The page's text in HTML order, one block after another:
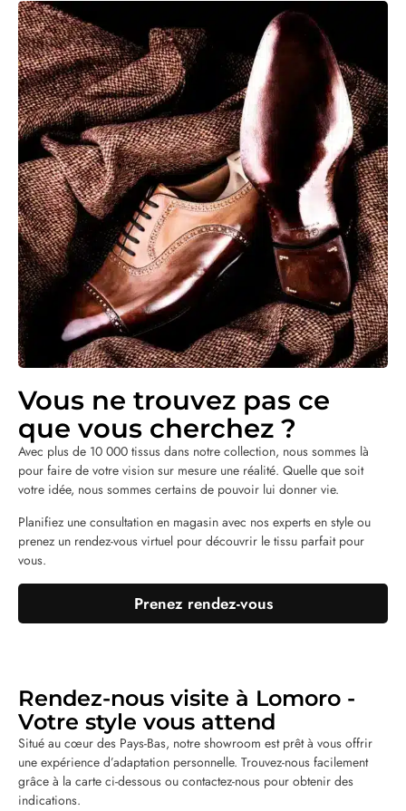
Vous ne trouvez pas ce
que vous cherchez ?
Avec plus de 10 000 tissus dans notre collection, nous sommes là
pour faire de votre vision sur mesure une réalité. Quelle que soit
votre idée, nous sommes certains de pouvoir lui donner vie.
Planifiez une consultation en magasin avec nos experts en style ou
prenez un rendez-vous virtuel pour découvrir le tissu parfait pour
vous.
Prenez rendez-vous
Rendez-nous visite à Lomoro -
Votre style vous attend
Situé au cœur des Pays-Bas, notre showroom est prêt à vous offrir
une expérience d’adaptation personnelle. Trouvez-nous facilement
grâce à la carte ci-dessous ou contactez-nous pour obtenir des
indications.